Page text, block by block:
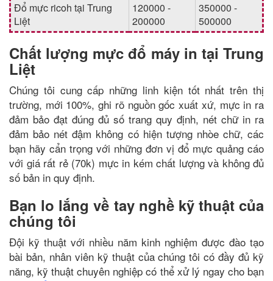
Đổ mực ricoh tại Trung
Liệt
120000 -
200000
350000 -
500000
Chất lượng mực đổ máy in tại Trung
Liệt
Chúng tôi cung cấp những linh kiện tốt nhất trên thị
trường, mới 100%, ghi rõ nguồn gốc xuất xứ, mực in ra
đảm bảo đạt đúng đủ số trang quy định, nét chữ in ra
đảm bảo nét đậm không có hiện tượng nhòe chữ, các
bạn hãy cẩn trọng với những đơn vị đổ mực quảng cáo
với giá rất rẻ (70k) mực in kém chất lượng và không đủ
số bản in quy định.
Bạn lo lắng về tay nghề kỹ thuật của
chúng tôi
Đội kỹ thuật với nhiều năm kinh nghiệm được đào tạo
bài bản, nhân viên kỹ thuật của chúng tôi có đầy đủ kỹ
năng, kỹ thuật chuyên nghiệp có thể xử lý ngay cho bạn